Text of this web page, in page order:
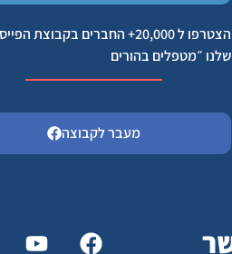
הצטרפו ל 20,000+ החברים בקבוצת
שלנו ״מטפלים בהורים
מעבר לקבוצה